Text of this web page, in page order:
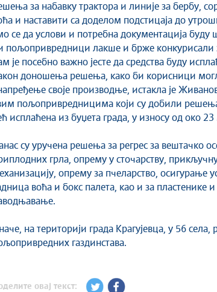
за набавку трактора и линије за бербу,
и наставити са доделом подстицаја до
се да услови и потребна документација буду
пољопривредници лакше и брже конкурисали
је посебно важно јесте да средства буду
доношења решења, како би корисници
своје производње, истакла је
пољопривредницима који су добили решења
исплаћена из буџета града, у износу од око
су уручена решења за регрес за вештачко
грла, опрему у сточарству,
опрему за пчеларство, осигурање
воћа и бокс палета, као и за пластенике
на територији града Крагујевца, у 56 села,
газдинстава.
овај текст: